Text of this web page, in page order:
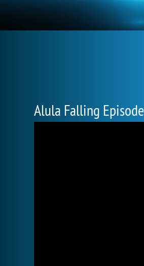
Alula Falling